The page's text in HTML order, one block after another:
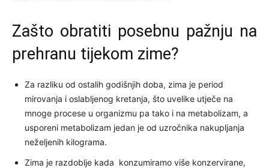
Zašto obratiti posebnu pažnju na
prehranu tijekom zime?
Za razliku od ostalih godišnjih doba, zima je period
mirovanja i oslabljenog kretanja, što uvelike utječe na
mnoge procese u organizmu pa tako i na metabolizam, a
usporeni metabolizam jedan je od uzročnika nakupljanja
neželjenih kilograma.
Zima je razdoblje kada konzumiramo više konzervirane,